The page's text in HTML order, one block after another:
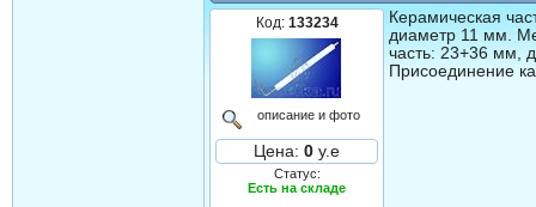
Код: 133234
описание и фото
Цена: 0 у.е
Статус:
Есть на складе
Керамическая
диаметр 11 мм.
часть: 23+36 мм,
Присоединение